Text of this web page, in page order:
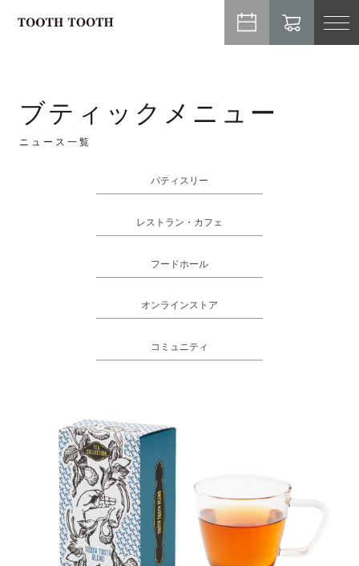
ブティックメニュー
ニュース一覧
パティスリー
レストラン・カフェ
フードホール
オンラインストア
コミュニティ